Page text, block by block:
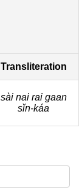
Transliteration
sài nai rai gaan
sǐn-káa